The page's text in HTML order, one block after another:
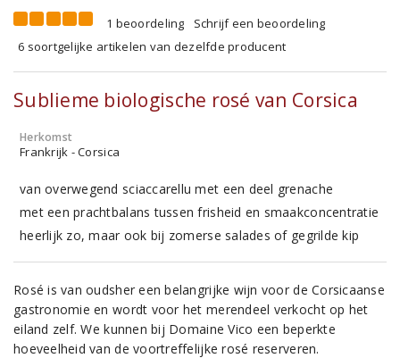
1 beoordeling
Schrijf een beoordeling
6 soortgelijke artikelen van dezelfde producent
Sublieme biologische rosé van Corsica
Herkomst
Frankrijk - Corsica
van overwegend sciaccarellu met een deel grenache
met een prachtbalans tussen frisheid en smaakconcentratie
heerlijk zo, maar ook bij zomerse salades of gegrilde kip
Rosé is van oudsher een belangrijke wijn voor de Corsicaanse
gastronomie en wordt voor het merendeel verkocht op het
eiland zelf. We kunnen bij Domaine Vico een beperkte
hoeveelheid van de voortreffelijke rosé reserveren.